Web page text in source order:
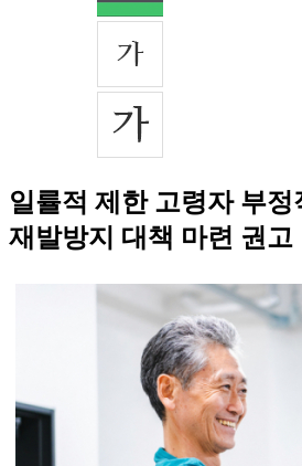
일률적 제한 고령자 부
재발방지 대책 마련 권고